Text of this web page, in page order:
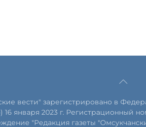
вести" зарегистрировано в
января 2023 г. Регистрационный
"Редакция газеты